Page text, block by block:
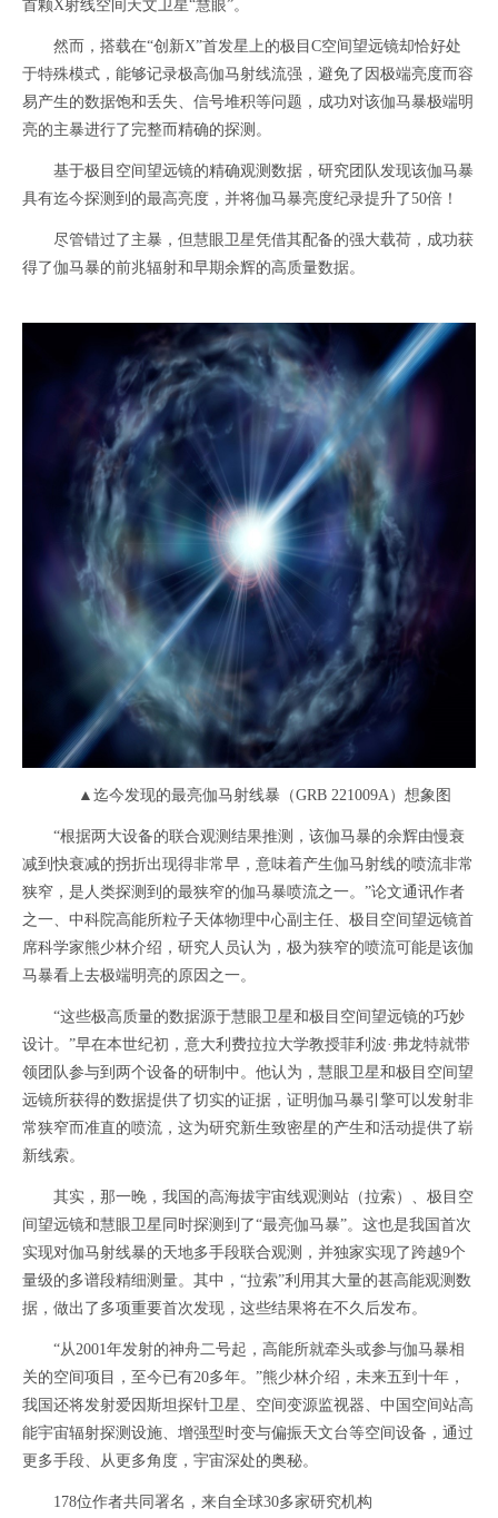
首颗X射线空间天文卫星“慧眼”。
然而，搭载在“创新X”首发星上的极目C空间望远镜却恰好处
于特殊模式，能够记录极高伽马射线流强，避免了因极端亮度而容
易产生的数据饱和丢失、信号堆积等问题，成功对该伽马暴极端明
亮的主暴进行了完整而精确的探测。
基于极目空间望远镜的精确观测数据，研究团队发现该伽马暴
具有迄今探测到的最高亮度，并将伽马暴亮度纪录提升了50倍！
尽管错过了主暴，但慧眼卫星凭借其配备的强大载荷，成功获
得了伽马暴的前兆辐射和早期余辉的高质量数据。
▲迄今发现的最亮伽马射线暴（GRB 221009A）想象图
“根据两大设备的联合观测结果推测，该伽马暴的余辉由慢衰
减到快衰减的拐折出现得非常早，意味着产生伽马射线的喷流非常
狭窄，是人类探测到的最狭窄的伽马暴喷流之一。”论文通讯作者
之一、中科院高能所粒子天体物理中心副主任、极目空间望远镜首
席科学家熊少林介绍，研究人员认为，极为狭窄的喷流可能是该伽
马暴看上去极端明亮的原因之一。
“这些极高质量的数据源于慧眼卫星和极目空间望远镜的巧妙
设计。”早在本世纪初，意大利费拉拉大学教授菲利波·弗龙特就带
领团队参与到两个设备的研制中。他认为，慧眼卫星和极目空间望
远镜所获得的数据提供了切实的证据，证明伽马暴引擎可以发射非
常狭窄而准直的喷流，这为研究新生致密星的产生和活动提供了崭
新线索。
其实，那一晚，我国的高海拔宇宙线观测站（拉索）、极目空
间望远镜和慧眼卫星同时探测到了“最亮伽马暴”。这也是我国首次
实现对伽马射线暴的天地多手段联合观测，并独家实现了跨越9个
量级的多谱段精细测量。其中，“拉索”利用其大量的甚高能观测数
据，做出了多项重要首次发现，这些结果将在不久后发布。
“从2001年发射的神舟二号起，高能所就牵头或参与伽马暴相
关的空间项目，至今已有20多年。”熊少林介绍，未来五到十年，
我国还将发射爱因斯坦探针卫星、空间变源监视器、中国空间站高
能宇宙辐射探测设施、增强型时变与偏振天文台等空间设备，通过
更多手段、从更多角度，宇宙深处的奥秘。
178位作者共同署名，来自全球30多家研究机构